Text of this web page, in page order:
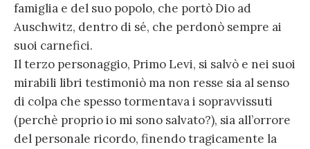
famiglia e del suo popolo, che portò Dio ad
Auschwitz, dentro di sé, che perdonò sempre ai
suoi carnefici.
Il terzo personaggio, Primo Levi, si salvò e nei suoi
mirabili libri testimoniò ma non resse sia al senso
di colpa che spesso tormentava i sopravvissuti
(perchè proprio io mi sono salvato?), sia all’orrore
del personale ricordo, finendo tragicamente la